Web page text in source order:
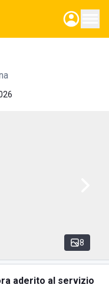
8
aderito al servizio